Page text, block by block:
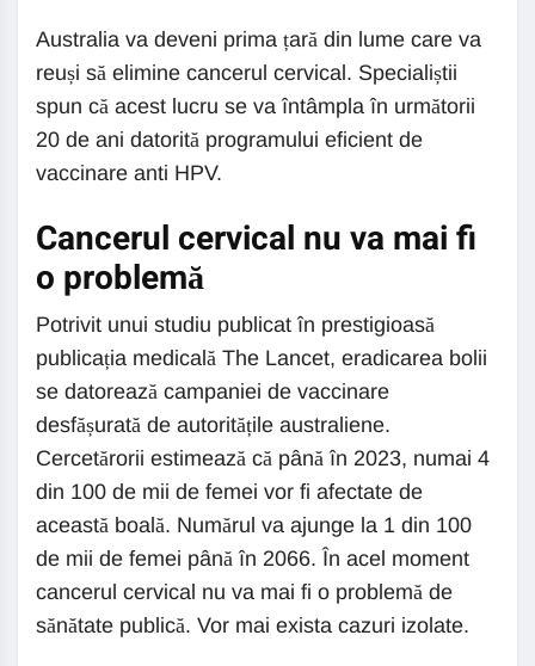
Australia va deveni prima țară din lume care va
reuși să elimine cancerul cervical. Specialiștii
spun că acest lucru se va întâmpla în următorii
20 de ani datorită programului eficient de
vaccinare anti HPV.
Cancerul cervical nu va mai fi
o problemă
Potrivit unui studiu publicat în prestigioasă
publicația medicală The Lancet, eradicarea bolii
se datorează campaniei de vaccinare
desfășurată de autoritățile australiene.
Cercetărorii estimează că până în 2023, numai 4
din 100 de mii de femei vor fi afectate de
această boală. Numărul va ajunge la 1 din 100
de mii de femei până în 2066. În acel moment
cancerul cervical nu va mai fi o problemă de
sănătate publică. Vor mai exista cazuri izolate.